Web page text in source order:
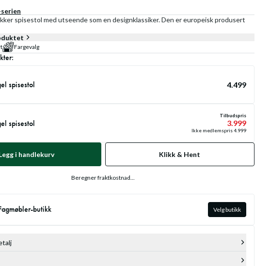
spisestol med utseende som en designklassiker. Den er europeisk produsert
Fargevalg
spisestol 4.499
spisestol
Tilbudspris
3.999
Ikke medlemspris4.999
i handlekurv Klikk & Hent
Beregner fraktkostnad...
butikk Velg butikk